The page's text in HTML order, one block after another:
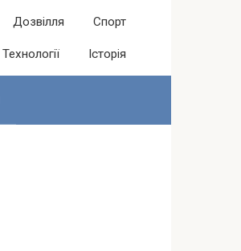
Дозвілля Спорт
Технології Історія